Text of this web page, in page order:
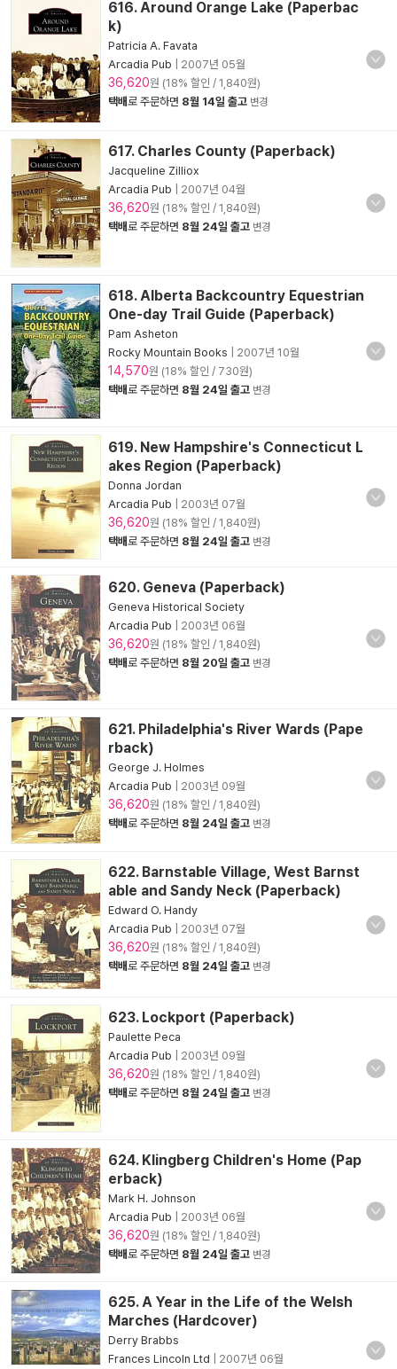
616. Around Orange Lake (Paperbac
k)
Patricia A. Favata
Arcadia Pub
2007년 05월
36,620원 (18% 할인 / 1,840원)
택배로 주문하면 8월 14일 출고 변경
617. Charles County (Paperback)
Jacqueline Zilliox
Arcadia Pub
2007년 04월
36,620원 (18% 할인 / 1,840원)
택배로 주문하면 8월 24일 출고 변경
618. Alberta Backcountry Equestrian
One-day Trail Guide (Paperback)
Pam Asheton
Rocky Mountain Books
2007년 10월
14,570원 (18% 할인 / 730원)
택배로 주문하면 8월 24일 출고 변경
619. New Hampshire's Connecticut L
akes Region (Paperback)
Donna Jordan
Arcadia Pub
2003년 07월
36,620원 (18% 할인 / 1,840원)
택배로 주문하면 8월 24일 출고 변경
620. Geneva (Paperback)
Geneva Historical Society
Arcadia Pub
2003년 06월
36,620원 (18% 할인 / 1,840원)
택배로 주문하면 8월 20일 출고 변경
621. Philadelphia's River Wards (Pape
rback)
George J. Holmes
Arcadia Pub
2003년 09월
36,620원 (18% 할인 / 1,840원)
택배로 주문하면 8월 24일 출고 변경
622. Barnstable Village, West Barnst
able and Sandy Neck (Paperback)
Edward O. Handy
Arcadia Pub
2003년 07월
36,620원 (18% 할인 / 1,840원)
택배로 주문하면 8월 24일 출고 변경
623. Lockport (Paperback)
Paulette Peca
Arcadia Pub
2003년 09월
36,620원 (18% 할인 / 1,840원)
택배로 주문하면 8월 24일 출고 변경
624. Klingberg Children's Home (Pap
erback)
Mark H. Johnson
Arcadia Pub
2003년 06월
36,620원 (18% 할인 / 1,840원)
택배로 주문하면 8월 24일 출고 변경
625. A Year in the Life of the Welsh
Marches (Hardcover)
Derry Brabbs
Frances Lincoln Ltd
2007년 06월